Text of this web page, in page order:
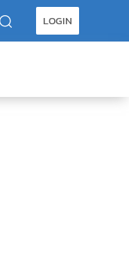
LOGIN